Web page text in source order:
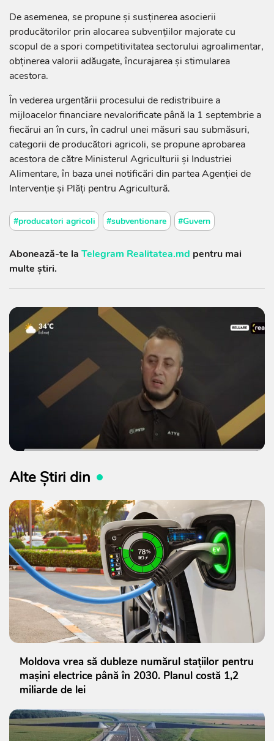
De asemenea, se propune și susținerea asocierii
producătorilor prin alocarea subvențiilor majorate cu
scopul de a spori competitivitatea sectorului agroalimentar,
obținerea valorii adăugate, încurajarea și stimularea
acestora.
În vederea urgentării procesului de redistribuire a
mijloacelor financiare nevalorificate până la 1 septembrie a
fiecărui an în curs, în cadrul unei măsuri sau submăsuri,
categorii de producători agricoli, se propune aprobarea
acestora de către Ministerul Agriculturii și Industriei
Alimentare, în baza unei notificări din partea Agenției de
Intervenție și Plăți pentru Agricultură.
#producatori agricoli #subventionare #Guvern
Abonează-te la Telegram Realitatea.md pentru mai
multe știri.
Alte Știri din
Moldova vrea să dubleze numărul stațiilor pentru
mașini electrice până în 2030. Planul costă 1,2
miliarde de lei